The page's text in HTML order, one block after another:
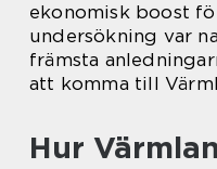
ekonomisk boost
undersökning var
främsta
att komma till
Hur